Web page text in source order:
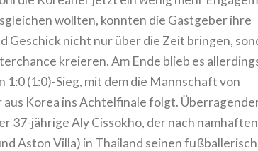
wollten, konnten die Gastgeber ihre
Geschick nicht nur über die Zeit bringen,
kreieren. Am Ende blieb es
(1:0)-Sieg, mit dem die Mannschaft von
Korea ins Achtelfinale folgt.
37-jährige Aly Cissokho, der nach namhaften
Aston Villa) in Thailand seinen